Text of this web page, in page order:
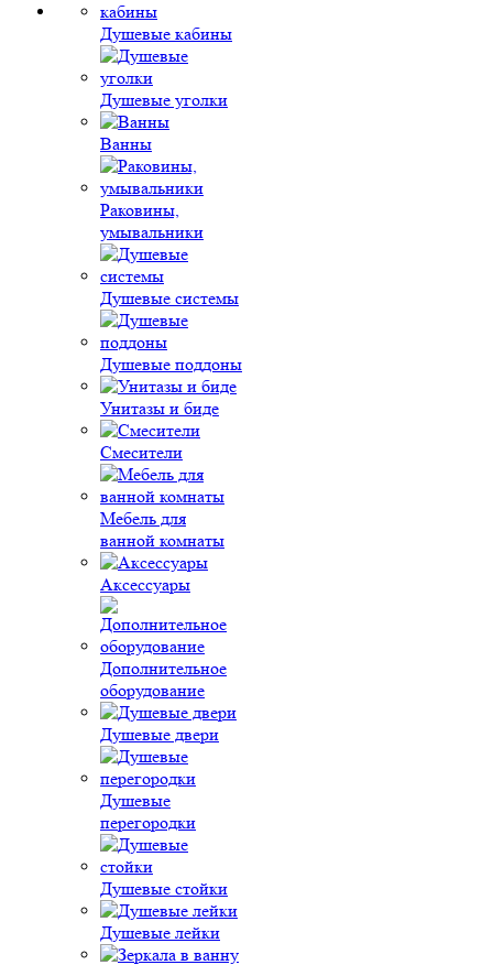
Душевые кабины
Душевые уголки
Ванны
Раковины,
умывальники
Душевые системы
Душевые поддоны
Унитазы и биде
Смесители
Мебель для
ванной комнаты
Аксессуары
Дополнительное
оборудование
Душевые двери
Душевые
перегородки
Душевые стойки
Душевые лейки